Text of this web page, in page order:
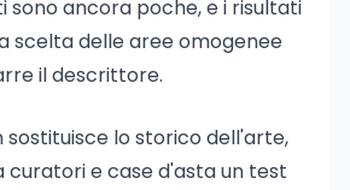
sono ancora poche, e i risultati
scelta delle aree omogenee
il descrittore.
sostituisce lo storico dell'arte,
curatori e case d'asta un test